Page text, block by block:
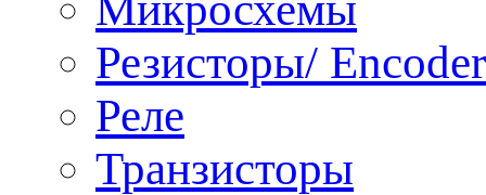
Резисторы/ Encoder
Реле
Транзисторы